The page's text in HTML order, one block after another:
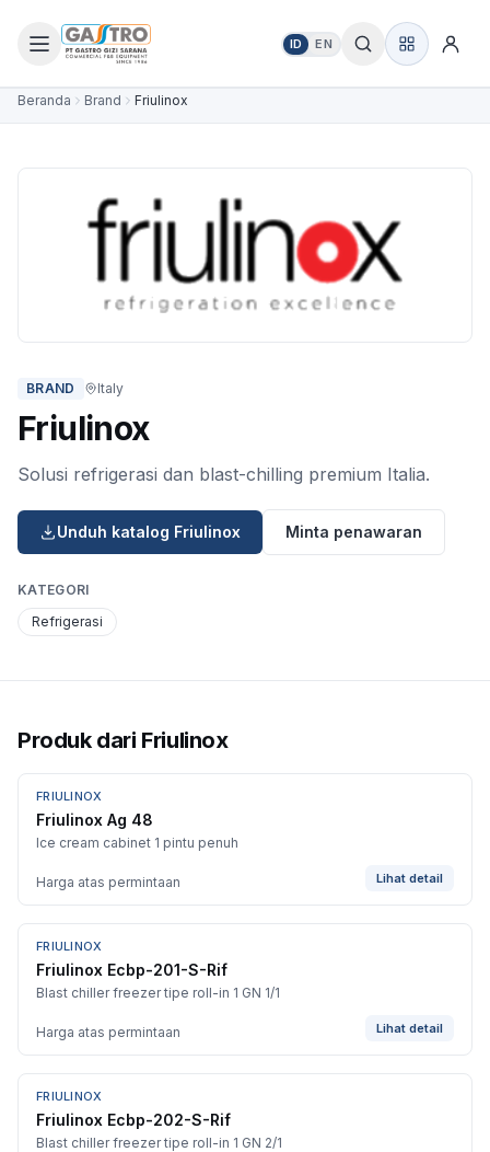
ID EN
Beranda Brand Friulinox
BRAND Italy
Friulinox
Solusi refrigerasi dan blast-chilling premium Italia.
Unduh katalog Friulinox Minta penawaran
KATEGORI
Refrigerasi
Produk dari Friulinox
FRIULINOX
Friulinox Ag 48
Ice cream cabinet 1 pintu penuh
Harga atas permintaan Lihat detail
FRIULINOX
Friulinox Ecbp-201-S-Rif
Blast chiller freezer tipe roll-in 1 GN 1/1
Harga atas permintaan Lihat detail
FRIULINOX
Friulinox Ecbp-202-S-Rif
Blast chiller freezer tipe roll-in 1 GN 2/1